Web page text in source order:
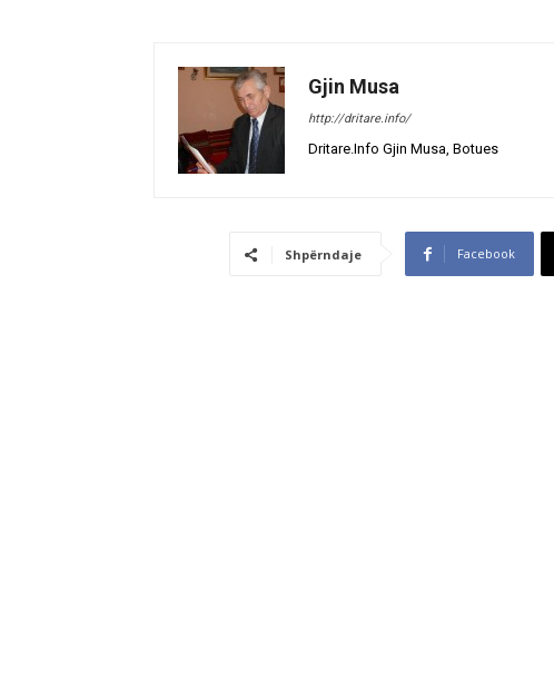
Gjin Musa
http://dritare.info/
Dritare.Info Gjin Musa, Botues
Shpërndaje Facebook